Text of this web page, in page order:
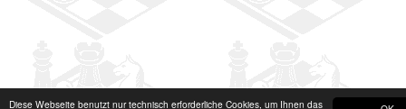
Diese Webseite benutzt nur technisch erforderliche Cookies, um Ihnen das